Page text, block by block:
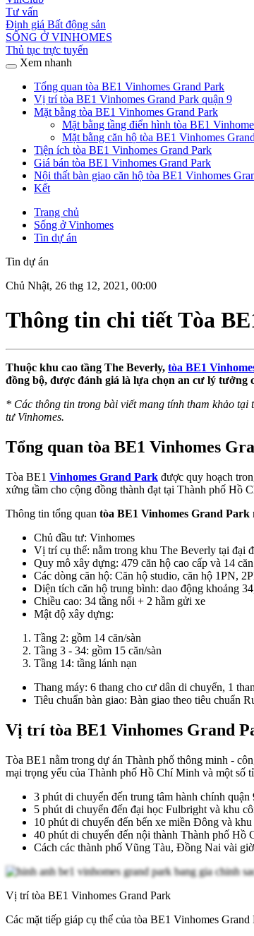
Tư vấn
Định giá Bất động sản
SỐNG Ở VINHOMES
Thủ tục trực tuyến
Xem nhanh
Tổng quan tòa BE1 Vinhomes Grand Park
Vị trí tòa BE1 Vinhomes Grand Park quận 9
Mặt bằng tòa BE1 Vinhomes Grand Park
Mặt bằng tầng điển hình tòa BE1
Mặt bằng căn hộ tòa BE1 Vinhomes
Tiện ích tòa BE1 Vinhomes Grand Park
Giá bán tòa BE1 Vinhomes Grand Park
Nội thất bàn giao căn hộ tòa BE1 Vinhomes
Kết
Trang chủ
Sống ở Vinhomes
Tin dự án
Tin dự án
Chủ Nhật, 26 thg 12, 2021, 00:00
Thông tin chi tiết Tòa
Thuộc khu cao tầng The Beverly, tòa BE1
đồng bộ, được đánh giá là lựa chọn an cư lý tưởng
* Các thông tin trong bài viết mang tính tham khảo
tư Vinhomes.
Tổng quan tòa BE1 Vinhomes
Tòa BE1 Vinhomes Grand Park được quy hoạch
xứng tầm cho cộng đồng thành đạt tại Thành phố Hồ
Thông tin tổng quan tòa BE1 Vinhomes Grand Park
Chủ đầu tư: Vinhomes
Vị trí cụ thể: nằm trong khu The Beverly tại đại
Quy mô xây dựng: 479 căn hộ cao cấp và 14
Các dòng căn hộ: Căn hộ studio, căn hộ 1PN,
Diện tích căn hộ trung bình: dao động khoảng
Chiều cao: 34 tầng nổi + 2 hầm gửi xe
Mật độ xây dựng:
Tầng 2: gồm 14 căn/sàn
Tầng 3 - 34: gồm 15 căn/sàn
Tầng 14: tầng lánh nạn
Thang máy: 6 thang cho cư dân di chuyển, 1
Tiêu chuẩn bàn giao: Bàn giao theo tiêu chuẩn
Vị trí tòa BE1 Vinhomes Grand
Tòa BE1 nằm trong dự án Thành phố thông minh -
mại trọng yếu của Thành phố Hồ Chí Minh và một số
3 phút di chuyển đến trung tâm hành chính
5 phút di chuyển đến đại học Fulbright và khu
10 phút di chuyển đến bến xe miền Đông và
40 phút di chuyển đến nội thành Thành phố Hồ
Cách các thành phố Vũng Tàu, Đồng Nai vài
Vị trí tòa BE1 Vinhomes Grand Park
Các mặt tiếp giáp cụ thể của tòa BE1 Vinhomes Grand